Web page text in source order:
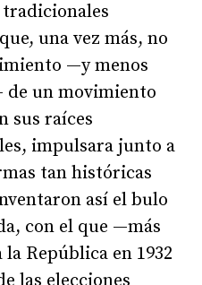
una vez más, no
—y menos
un movimiento
sus raíces
impulsara junto a
tan históricas
así el bulo
con el que —más
República en 1932